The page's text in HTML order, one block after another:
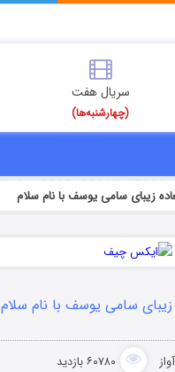
سریال هفت
(چهارشنبه‌ها)
زیبای سامی یوسف با نام سلام
زیبای سامی یوسف با نام سلام
۶۰۷۸۰ بازدید